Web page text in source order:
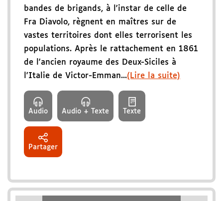
bandes de brigands, à l'instar de celle de
Fra Diavolo, règnent en maîtres sur de
vastes territoires dont elles terrorisent les
populations. Après le rattachement en 1861
de l'ancien royaume des Deux-Siciles à
l'Italie de Victor-Emman...(Lire la suite)
Audio Audio + Texte Texte
Partager